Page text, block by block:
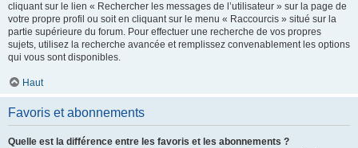
cliquant sur le lien « Rechercher les messages de l’utilisateur » sur la page de
votre propre profil ou soit en cliquant sur le menu « Raccourcis » situé sur la
partie supérieure du forum. Pour effectuer une recherche de vos propres
sujets, utilisez la recherche avancée et remplissez convenablement les options
qui vous sont disponibles.
Haut
Favoris et abonnements
Quelle est la différence entre les favoris et les abonnements ?